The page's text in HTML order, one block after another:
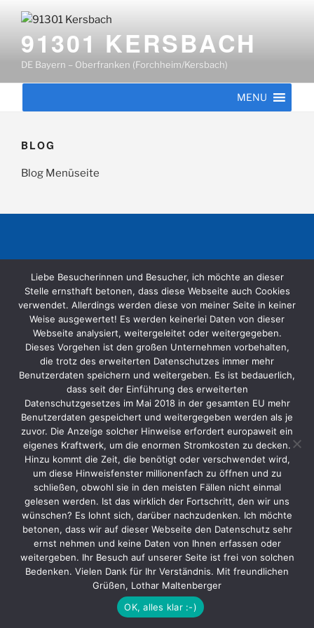
Inhalt
springen91301 KERSBACH
DE Bayern – Oberfranken (Forchheim/Kersbach)
MENU
BLOG
Blog Menüseite
(C)opyright 2001-2026 by Lothar Maltenberger
Liebe Besucherinnen und Besucher, ich möchte an dieser
Stelle ernsthaft betonen, dass diese Webseite auch Cookies
verwendet. Allerdings werden diese von meiner Seite in keiner
Weise ausgewertet! Es werden keinerlei Daten von dieser
Webseite analysiert, weitergeleitet oder weitergegeben.
Dieses Vorgehen ist den großen Unternehmen vorbehalten,
die trotz des erweiterten Datenschutzes immer mehr
Benutzerdaten speichern und weitergeben. Es ist bedauerlich,
dass seit der Einführung des erweiterten
Datenschutzgesetzes im Mai 2018 in der gesamten EU mehr
Benutzerdaten gespeichert und weitergegeben werden als je
zuvor. Die Anzeige solcher Hinweise erfordert europaweit ein
eigenes Kraftwerk, um die enormen Stromkosten zu decken.
Hinzu kommt die Zeit, die benötigt oder verschwendet wird,
um diese Hinweisfenster millionenfach zu öffnen und zu
schließen, obwohl sie in den meisten Fällen nicht einmal
gelesen werden. Ist das wirklich der Fortschritt, den wir uns
wünschen? Es lohnt sich, darüber nachzudenken. Ich möchte
betonen, dass wir auf dieser Webseite den Datenschutz sehr
ernst nehmen und keine Daten von Ihnen erfassen oder
weitergeben. Ihr Besuch auf unserer Seite ist frei von solchen
Bedenken. Vielen Dank für Ihr Verständnis. Mit freundlichen
Grüßen, Lothar Maltenberger
OK, alles klar :-)